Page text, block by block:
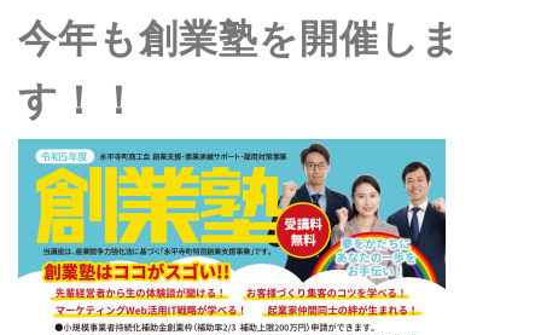
今年も創業塾を開催しま
す！！